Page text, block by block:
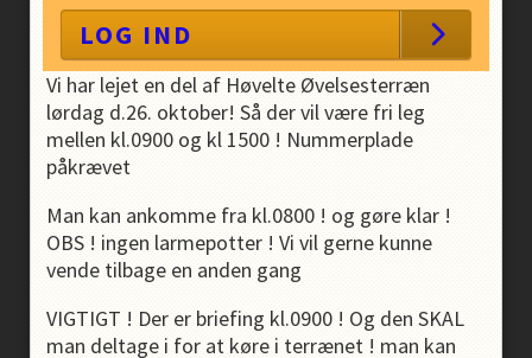
LOG IND
Vi har lejet en del af Høvelte Øvelsesterræn
lørdag d.26. oktober! Så der vil være fri leg
mellen kl.0900 og kl 1500 ! Nummerplade
påkrævet
Man kan ankomme fra kl.0800 ! og gøre klar !
OBS ! ingen larmepotter ! Vi vil gerne kunne
vende tilbage en anden gang
VIGTIGT ! Der er briefing kl.0900 ! Og den SKAL
man deltage i for at køre i terrænet ! man kan